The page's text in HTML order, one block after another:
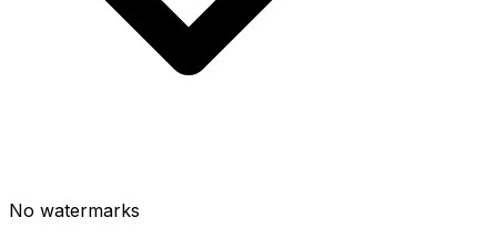
No watermarks